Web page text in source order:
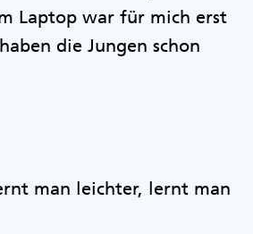
Laptop war für mich erst
die Jungen schon
man leichter, lernt man